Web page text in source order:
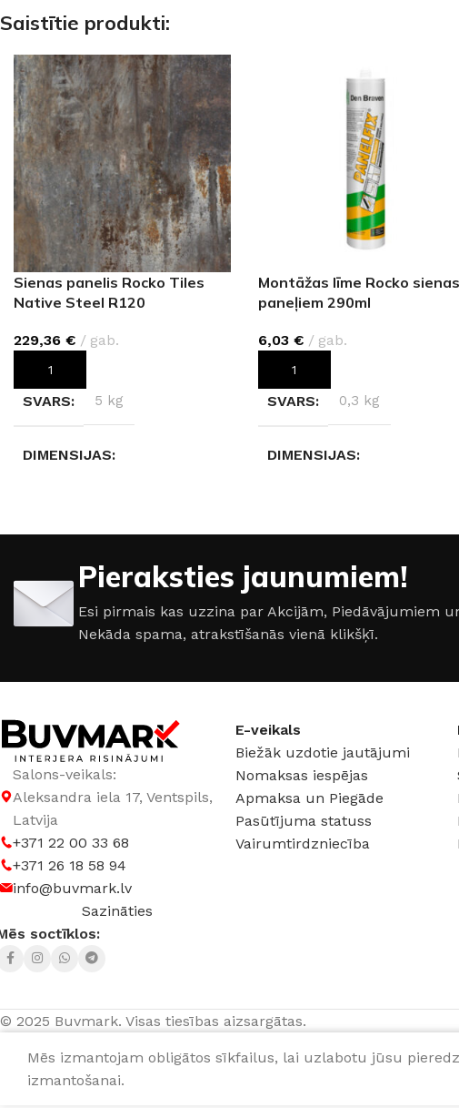
Saistītie produkti:
Sienas panelis Rocko Tiles
Native Steel R120
229,36 € gab.
PIEVIENOT GROZAM
SVARS 5 kg
DIMENSIJAS
Montāžas līme Rocko sienas
paneļiem 290ml
6,03 € gab.
PIEVIENOT GROZAM
SVARS 0,3 kg
DIMENSIJAS
Pieraksties jaunumiem!
Esi pirmais kas uzzina par Akcijām, Piedāvājumiem
Nekāda spama, atrakstīšanās vienā klikšķī.
Salons-veikals:
Aleksandra iela 17, Ventspils,
Latvija
+371 22 00 33 68
+371 26 18 58 94
info@buvmark.lv
Sazināties
soctīklos:
E-veikals
Biežāk uzdotie jautājumi
Nomaksas iespējas
Apmaksa un Piegāde
Pasūtījuma statuss
Vairumtirdzniecība
© 2025 Buvmark. Visas tiesības aizsargātas.
Mēs izmantojam obligātos sīkfailus, lai uzlabotu jūsu
izmantošanai.
Sienas panelis Rocko Tiles Golden Cane A
R161
229,36€